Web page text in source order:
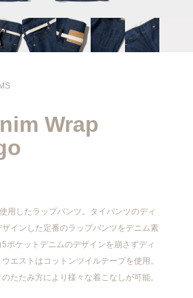
Wrap
用したラップパンツ。タイパンツのディ
インした定番のラップパンツをデニム素
ポケットデニムのデザインを崩さずディ
エストはコットンツイルテープを使用。
たたみ方により様々な着こなしが可能。